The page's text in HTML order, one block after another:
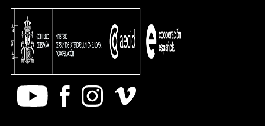
Youtube FacebookInstagram
Vimeo